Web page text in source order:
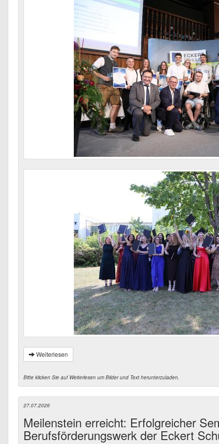
Weiterlesen
Bitte klicken Sie auf Weiterlesen um Bilder und Text herunterzuladen.
27.07.2026
Meilenstein erreicht: Erfolgreicher
Berufsförderungswerk der Eckert